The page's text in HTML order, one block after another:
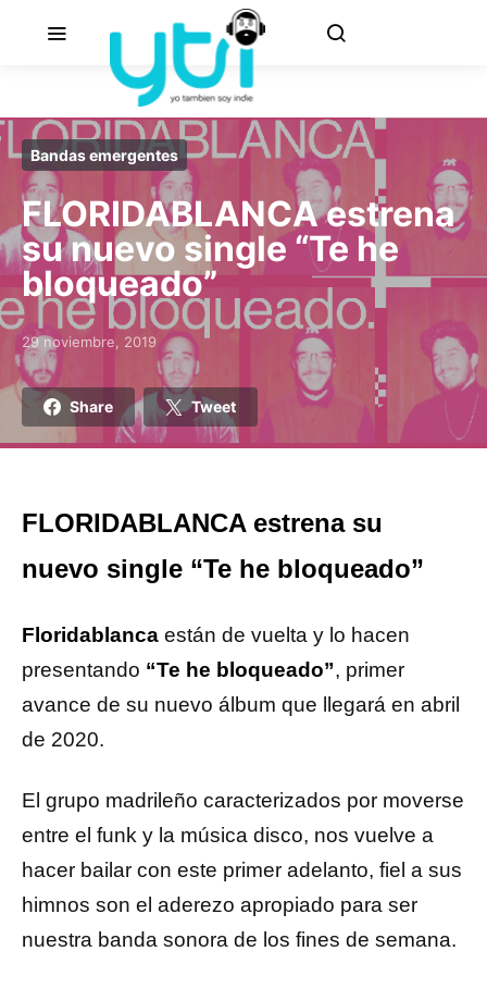
Bandas emergentes
FLORIDABLANCA estrena
su nuevo single “Te he
bloqueado”
Posted on
29 noviembre, 2019
Share Tweet
FLORIDABLANCA estrena su
nuevo single “Te he bloqueado”
Floridablanca están de vuelta y lo hacen
presentando “Te he bloqueado”, primer
avance de su nuevo álbum que llegará en abril
de 2020.
El grupo madrileño caracterizados por moverse
entre el funk y la música disco, nos vuelve a
hacer bailar con este primer adelanto, fiel a sus
himnos son el aderezo apropiado para ser
nuestra banda sonora de los fines de semana.